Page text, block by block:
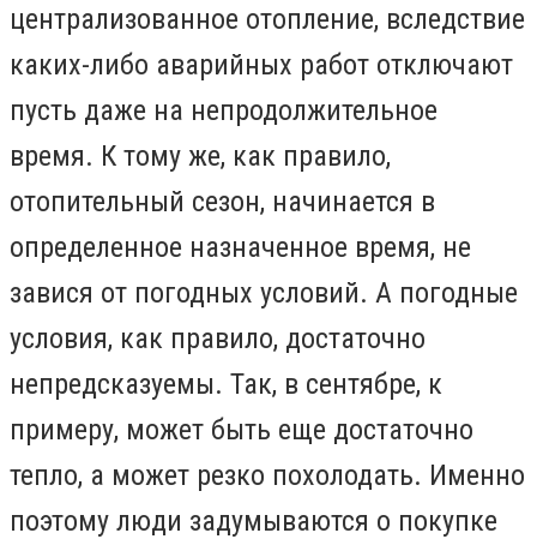
централизованное отопление, вследствие
каких-либо аварийных работ отключают
пусть даже на непродолжительное
время. К тому же, как правило,
отопительный сезон, начинается в
определенное назначенное время, не
завися от погодных условий. А погодные
условия, как правило, достаточно
непредсказуемы. Так, в сентябре, к
примеру, может быть еще достаточно
тепло, а может резко похолодать. Именно
поэтому люди задумываются о покупке